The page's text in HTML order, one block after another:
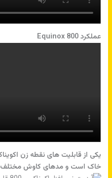
عملکرد Equinox 800
خاک است و مدهای کاوش مختلف